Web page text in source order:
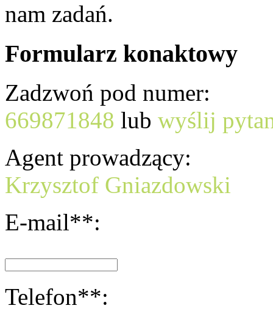
nam zadań.
Formularz konaktowy
Zadzwoń pod numer:
669871848 lub wyślij
Agent prowadzący:
Krzysztof Gniazdowski
E-mail**:
Telefon**: